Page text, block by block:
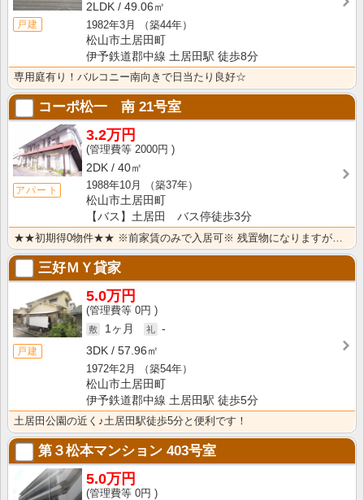
戸建
2LDK
49.06㎡
1982年3月
（築44年）
松山市土居田町
伊予鉄道郡中線 土居田駅 徒歩8分
専用庭有り！バルコニー南向きで日当たり良好☆
コーポ松一 南 21号室
アパート
3.2万円
2000円
2DK
40㎡
1988年10月
（築37年）
松山市土居田町
【バス】土居田 バス停徒歩3分
三好ＭＹ貸家
戸建
5.0万円
0円
1ヶ月
-
3DK
57.96㎡
1972年2月
（築54年）
松山市土居田町
伊予鉄道郡中線 土居田駅 徒歩5分
土居田公園の近く♪土居田駅徒歩5分と便利です！
第３松本マンション 403号室
5.0万円
0円